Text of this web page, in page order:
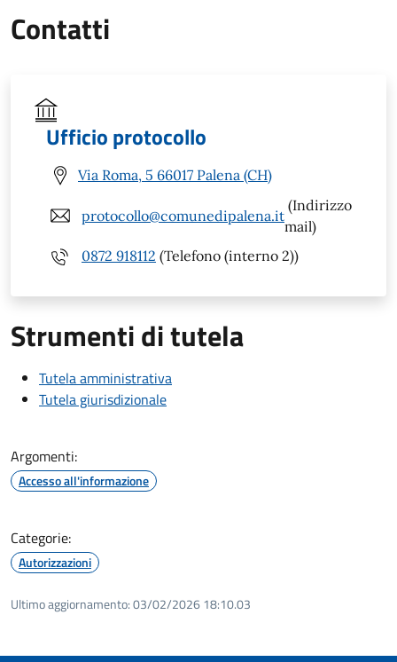
Contatti
Ufficio protocollo
Via Roma, 5 66017 Palena (CH)
protocollo@comunedipalena.it
(Indirizzo
mail)
0872 918112 (Telefono (interno 2))
Strumenti di tutela
Tutela amministrativa
Tutela giurisdizionale
Argomenti:
Accesso all'informazione
Categorie:
Autorizzazioni
Ultimo aggiornamento:03/02/2026 18:10.03